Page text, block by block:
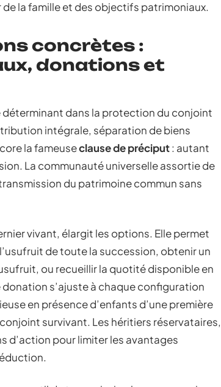
la famille et des objectifs patrimoniaux.
concrètes :
donations et
déterminant dans la protection du conjoint
intégrale, séparation de biens
la fameuseclause de préciput: autant
La communauté universelle assortie de
du patrimoine commun sans
vivant, élargit les options. Elle permet
de toute la succession, obtenir un
ou recueillir la quotité disponible en
s’ajuste à chaque configuration
en présence d’enfants d’une première
survivant. Les héritiers réservataires,
d’action pour limiter les avantages